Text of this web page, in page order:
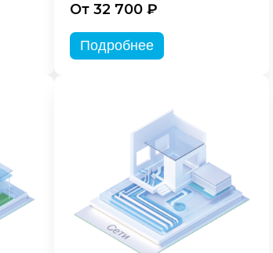
От 32 700 ₽
Подробнее